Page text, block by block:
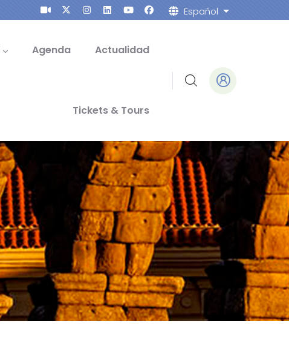
Español List
Agenda Actualidad
Tickets & Tours